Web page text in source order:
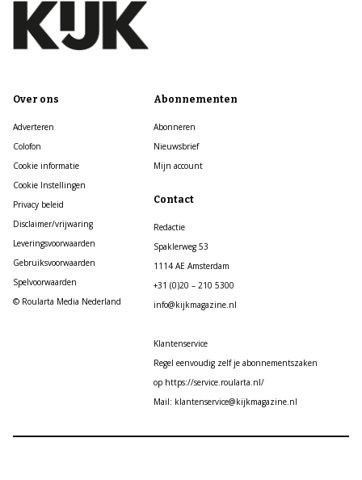
Over ons
Adverteren
Colofon
Cookie informatie
Cookie Instellingen
Privacy beleid
Disclaimer/vrijwaring
Leveringsvoorwaarden
Gebruiksvoorwaarden
Spelvoorwaarden
© Roularta Media Nederland
Abonnementen
Abonneren
Nieuwsbrief
Mijn account
Contact
Redactie
Spaklerweg 53
1114 AE Amsterdam
+31 (0)20 – 210 5300
info@kijkmagazine.nl
Klantenservice
Regel eenvoudig zelf je abonnementszaken
op https://service.roularta.nl/
Mail: klantenservice@kijkmagazine.nl